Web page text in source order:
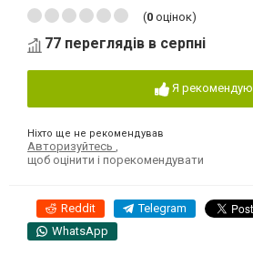
(0 оцінок)
77 переглядів в серпні
Я рекомендую
Ніхто ще не рекомендував
Авторизуйтесь
щоб оцінити і порекомендувати
Reddit Telegram
WhatsApp